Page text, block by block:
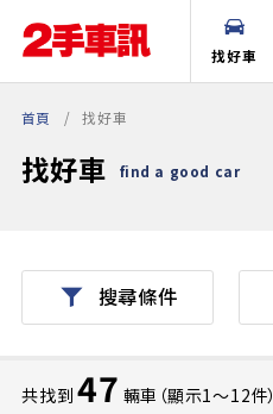
找好車
首頁 找好車
找好車 find a good car
搜尋條件
共找到 47 輛車（顯示1〜12件）